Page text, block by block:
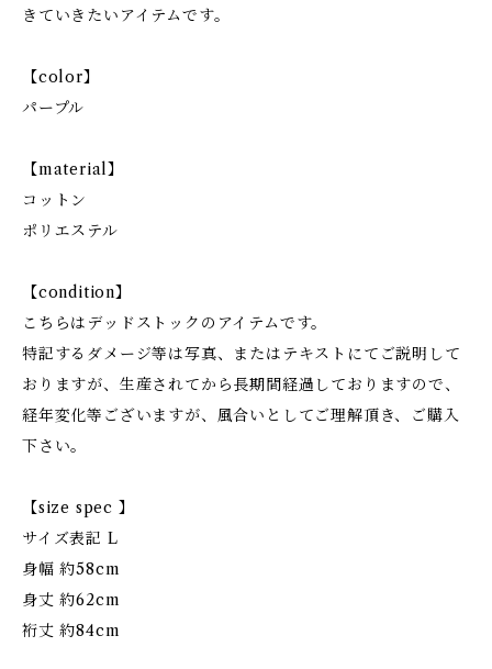
きていきたいアイテムです。
【color】
パープル
【material】
コットン
ポリエステル
【condition】
こちらはデッドストックのアイテムです。
特記するダメージ等は写真、またはテキストにてご説明して
おりますが、生産されてから長期間経過しておりますので、
経年変化等ございますが、風合いとしてご理解頂き、ご購入
下さい。
【size spec 】
サイズ表記 L
身幅 約58cm
身丈 約62cm
裄丈 約84cm